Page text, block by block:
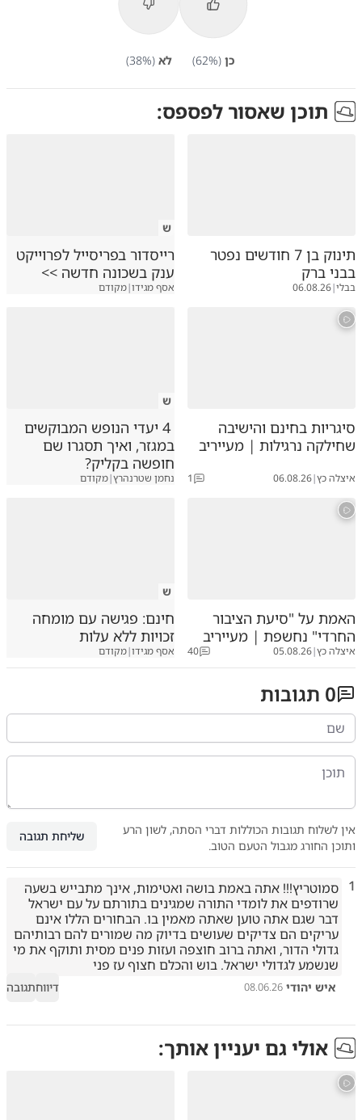
כן (
62%) לא (
38%)
תוכן שאסור לפספס:
תינוק בן 7 חודשים נפטר
בבני ברק
בבלי|
06.08.26
ש
רייסדור בפריסייל לפרוייקט
ענק בשכונה חדשה >>
אסף מגידו|מקודם
סיגריות בחינם והישיבה
שחילקה נרגילות | מעייריב
איצלה כץ|
06.08.26
1
ש
4 יעדי הנופש המבוקשים
במגזר, ואיך תסגרו שם
חופשה בקליק?
נחמן שטרנהרץ|מקודם
האמת על "סיעת הציבור
החרדי" נחשפת | מעייריב
איצלה כץ|
05.08.26
40
ש
חינם: פגישה עם מומחה
זכויות ללא עלות
אסף מגידו|מקודם
0 תגובות
אין לשלוח תגובות הכוללות דברי הסתה, לשון הרע
ותוכן החורג מגבול הטעם הטוב.
שליחת תגובה
1
שנשמע לגדולי ישראל. בוש והכלם חצוף עז פני
איש יהודי 08.06.26 דיווחתגובה
אולי גם יעניין אותך: